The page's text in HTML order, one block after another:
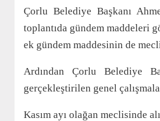
Çorlu Belediye Başkanı
toplantıda gündem maddeleri
ek gündem maddesinin de
Ardından Çorlu Belediye
gerçekleştirilen genel
Kasım ayı olağan meclisinde